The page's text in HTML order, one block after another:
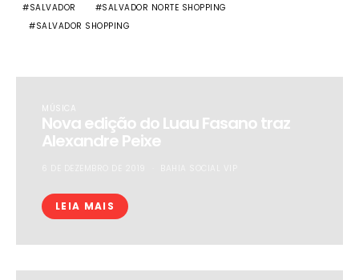
SALVADOR
SALVADOR NORTE SHOPPING
SALVADOR SHOPPING
MÚSICA
Nova edição do Luau Fasano traz
Alexandre Peixe
LEIA MAIS